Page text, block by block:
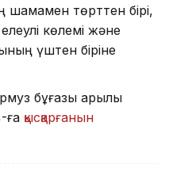
төрттен бірі,
көлемі және
үштен біріне
бұғазы арқылы
ға қысқарғанын